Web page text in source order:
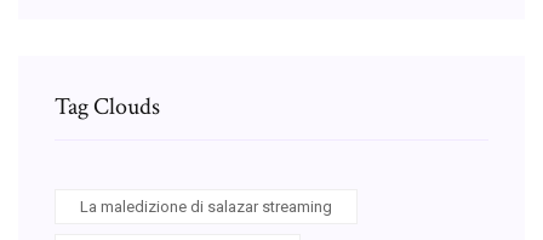
Tag Clouds
La maledizione di salazar streaming